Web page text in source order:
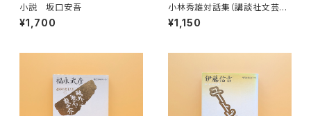
小説 坂口安吾
¥1,700
小林秀雄対話集（講談社文芸文
庫）
¥1,150